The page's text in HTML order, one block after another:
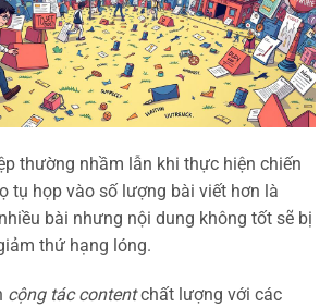
thường nhầm lẫn khi thực hiện chiến
tụ họp vào số lượng bài viết hơn là
bài nhưng nội dung không tốt sẽ bị
thứ hạng lóng.
cộng tác contentchất lượng với các